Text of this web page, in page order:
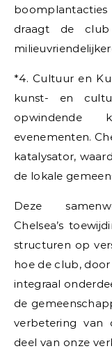
draagt de
*4. Cultuur en
kunst- en
opwindende
evenementen.
katalysator,
de lokale
Deze
Chelsea’s
structuren op
hoe de club,
integraal
de
verbetering van
deel van onze